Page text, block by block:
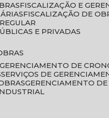
FISCALIZAÇÃO E
FISCALIZAÇÃO DE
E PRIVADAS
GERENCIAMENTO DE
SERVIÇOS DE
GERENCIAMENTO